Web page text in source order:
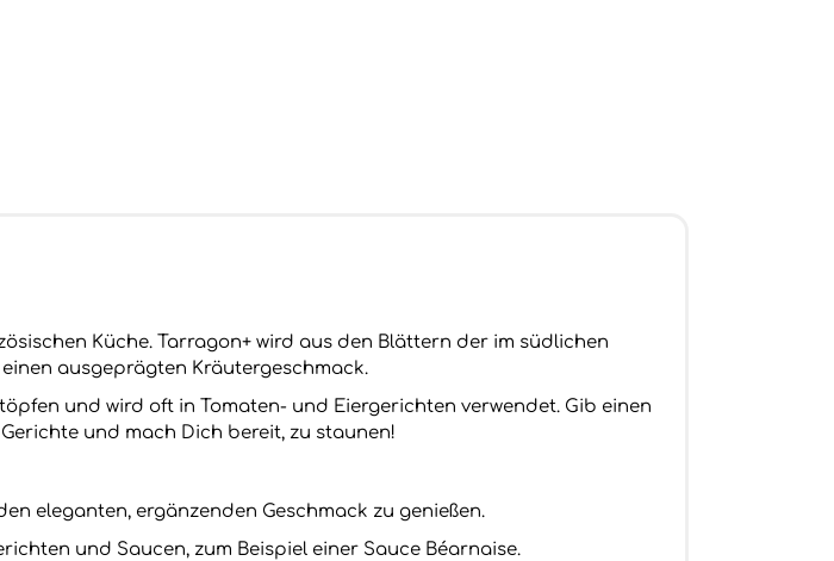
Küche. Tarragon+ wird aus den Blättern der im südlichen
ausgeprägten Kräutergeschmack.
und wird oft in Tomaten- und Eiergerichten verwendet. Gib einen
und mach Dich bereit, zu staunen!
eleganten, ergänzenden Geschmack zu genießen.
und Saucen, zum Beispiel einer Sauce Béarnaise.